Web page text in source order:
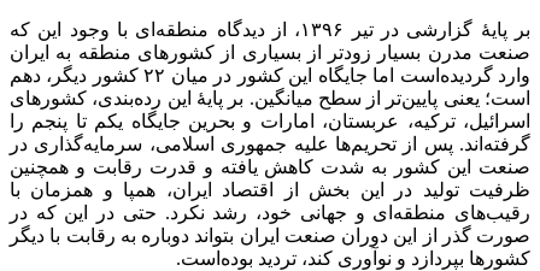
بر پایهٔ گزارشی در تیر ۱۳۹۶، از دیدگاه منطقه‌ای با وجود این که
صنعت مدرن بسیار زودتر از بسیاری از کشورهای منطقه به ایران
وارد گردیده‌است اما جایگاه این کشور در میان ۲۲ کشور دیگر، دهم
است؛ یعنی پایین‌تر از سطح میانگین. بر پایهٔ این رده‌بندی، کشورهای
اسرائیل، ترکیه، عربستان، امارات و بحرین جایگاه یکم تا پنجم را
گرفته‌اند. پس از تحریم‌ها علیه جمهوری اسلامی، سرمایه‌گذاری در
صنعت این کشور به شدت کاهش یافته و قدرت رقابت و همچنین
ظرفیت تولید در این بخش از اقتصاد ایران، همپا و همزمان با
رقیب‌های منطقه‌ای و جهانی خود، رشد نکرد. حتی در این که در
صورت گذر از این دوران صنعت ایران بتواند دوباره به رقابت با دیگر
کشورها بپردازد و نوآوری کند، تردید بوده‌است.